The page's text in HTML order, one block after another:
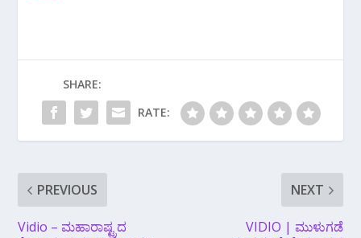
SHARE:
RATE:
PREVIOUS
Vidio – ಮಹಾರಾಷ್ಟ್ರದ
NEXT
VIDIO | ಮುಳುಗಡೆ